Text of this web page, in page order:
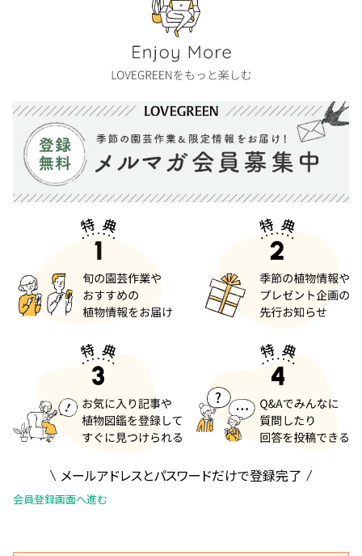
メールアドレスとパスワードだけで登録完了
会員登録画面へ進む